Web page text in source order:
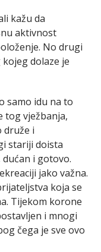
kažu da
aktivnost
No drugi
dolaze je
samo idu na to
tog vježbanja,
druže i
stariji doista
i gotovo.
jako važna.
koja se
Tijekom korone
i mnogi
čega je sve ovo